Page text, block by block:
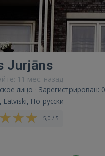
Jurjāns
11 мес. назад
лицо · Зарегистрирован:
По-русски
5,0 / 5